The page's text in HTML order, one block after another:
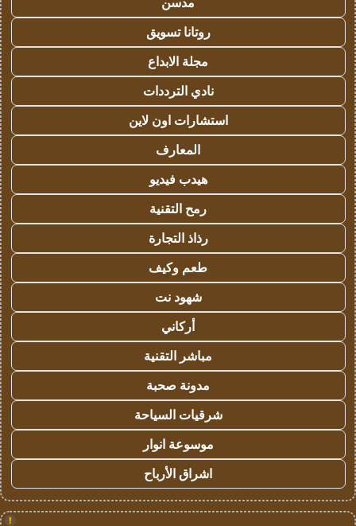
روتانا تسويق
مجلة الابداع
نادي الترددات
استشارات اون لاين
المعارف
هيدب فيديو
رمح التقنية
رذاذ التجارة
طعم وكيف
شهود نت
أركاني
مباشر التقنية
مدونة صحبة
شرقيات السياحة
موسوعة انوار
اشراق الأرباح
!